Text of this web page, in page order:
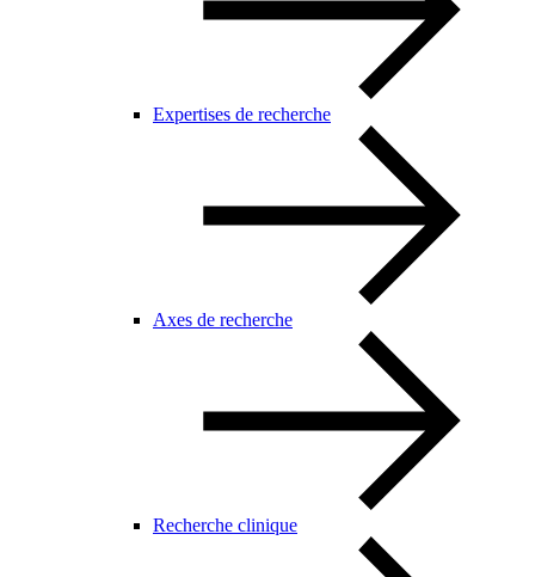
Expertises de recherche
Axes de recherche
Recherche clinique